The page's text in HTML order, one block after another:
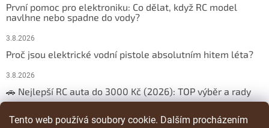
Tento web používá soubory cookie. Dalším procházením
První pomoc pro elektroniku: Co dělat, když RC model
navlhne nebo spadne do vody?
3.8.2026
Proč jsou elektrické vodní pistole absolutním hitem léta?
3.8.2026
🚗 Nejlepší RC auta do 3000 Kč (2026): TOP výběr a rady